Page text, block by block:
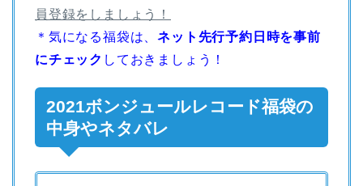
員登録をしましょう！
＊気になる福袋は、ネット先行予約日時を事前
にチェック しておきましょう！
2021ボンジュールレコード福袋の
中身やネタバレ